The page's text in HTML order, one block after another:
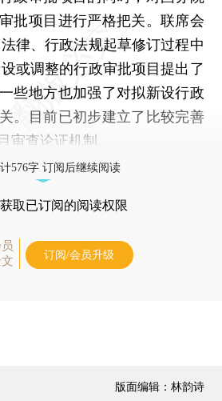
批项目进行严格把关。联席会
律、行政法规起草修订过程中
或调整的行政审批项目提出了
些地方也加强了对拟新设行政
。目前已初步建立了比较完善
审查论证机制。
576字 订阅后继续阅读
取已订阅的阅读权限
订阅/会员升级
版面编辑：林韵诗